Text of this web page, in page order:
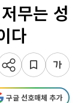
무는 성
다
구글 선호매체 추가